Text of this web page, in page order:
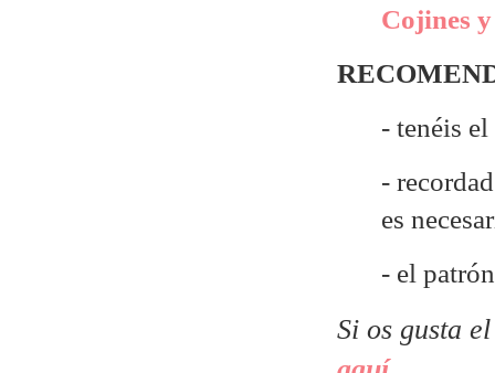
Cojines
- tenéis
-
es
- el
Si os gusta